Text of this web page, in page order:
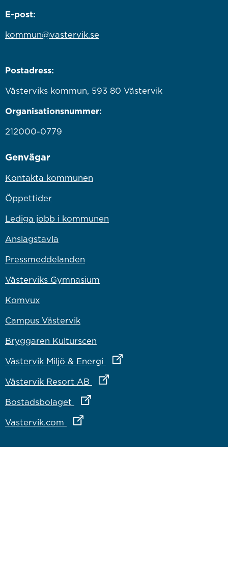
E-post:
kommun@vastervik.se
Postadress:
Västerviks kommun, 593 80 Västervik
Organisationsnummer:
212000-0779
Genvägar
Kontakta kommunen
Öppettider
Lediga jobb i kommunen
Anslagstavla
Pressmeddelanden
Västerviks Gymnasium
Komvux
Campus Västervik
Bryggaren Kulturscen
Västervik Miljö & Energi
Länk till annan webbplats
Västervik Resort AB Länk till annan webbplats
Bostadsbolaget Länk till annan webbplats
Vastervik.com Länk till annan webbplats